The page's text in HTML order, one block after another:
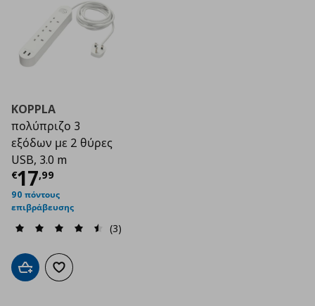
KOPPLA
πολύπριζο 3
εξόδων με 2 θύρες
USB, 3.0 m
€17,99
Τρέχουσα τιμή
90 πόντους
επιβράβευσης
(3)
Προσθήκη στο καλάθι
Προσθήκη στα αγαπημένα